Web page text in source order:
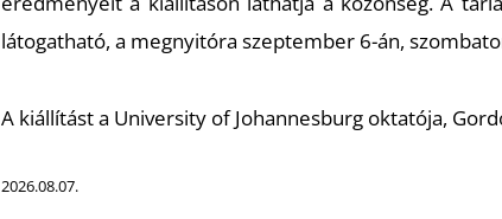
látogatható, a megnyitóra szeptember 6-án,
A kiállítást a University of Johannesburg oktatója,
2026.08.07.